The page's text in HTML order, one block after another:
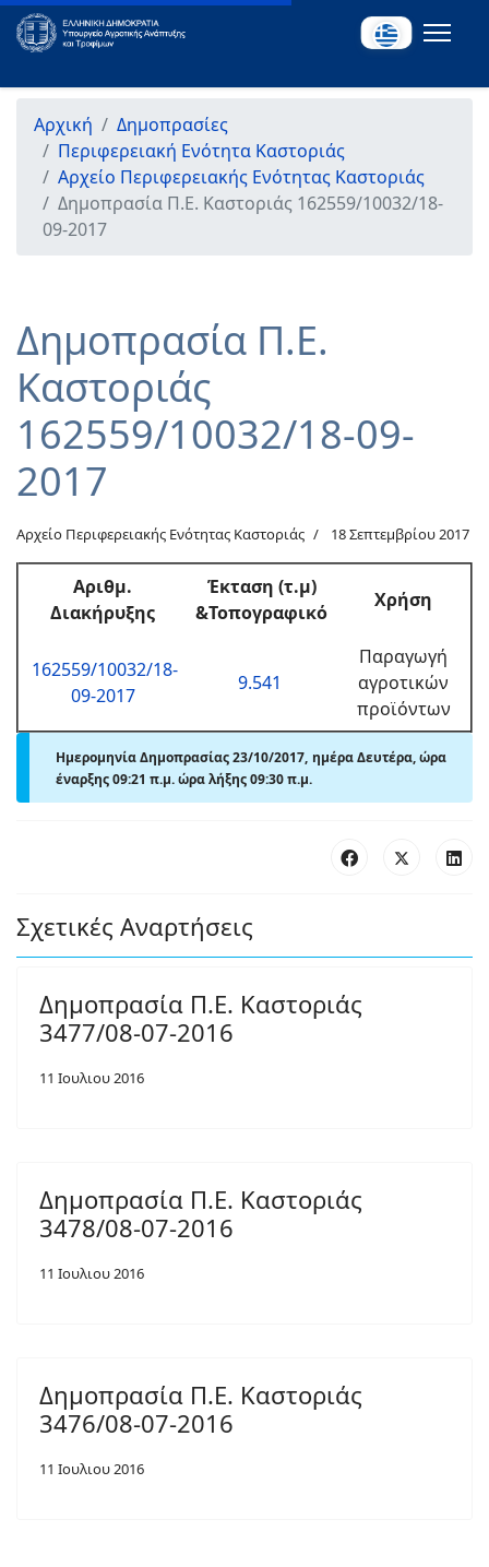
Αρχική
Δημοπρασίες
Περιφερειακή Ενότητα Καστοριάς
Αρχείο Περιφερειακής Ενότητας Καστοριάς
Δημοπρασία Π.Ε. Καστοριάς 162559/10032/18-
09-2017
Δημοπρασία Π.Ε.
Καστοριάς
162559/10032/18-09-
2017
Αρχείο Περιφερειακής Ενότητας Καστοριάς 18 Σεπτεμβρίου 2017
Αριθμ.
Διακήρυξης
Έκταση (τ.μ)
&Τοπογραφικό
Χρήση
162559/10032/18-
09-2017
9.541
Παραγωγή
αγροτικών
προϊόντων
Ημερομηνία Δημοπρασίας 23/10/2017, ημέρα Δευτέρα, ώρα
έναρξης 09:21 π.μ.ώρα λήξης 09:30 π.μ.
Σχετικές Αναρτήσεις
Δημοπρασία Π.Ε. Καστοριάς
3477/08-07-2016
11 Ιουλιου 2016
Δημοπρασία Π.Ε. Καστοριάς
3478/08-07-2016
11 Ιουλιου 2016
Δημοπρασία Π.Ε. Καστοριάς
3476/08-07-2016
11 Ιουλιου 2016